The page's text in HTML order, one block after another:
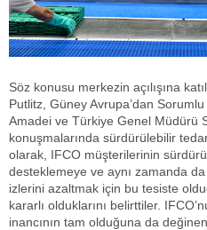
Söz konusu merkezin açılışına
Putlitz, Güney Avrupa’dan
Amadei ve Türkiye Genel Müdürü
konuşmalarında sürdürülebilir
olarak, IFCO müşterilerinin
desteklemeye ve aynı zamanda
izlerini azaltmak için bu tesiste
kararlı olduklarını belirttiler.
inancının tam olduğuna da